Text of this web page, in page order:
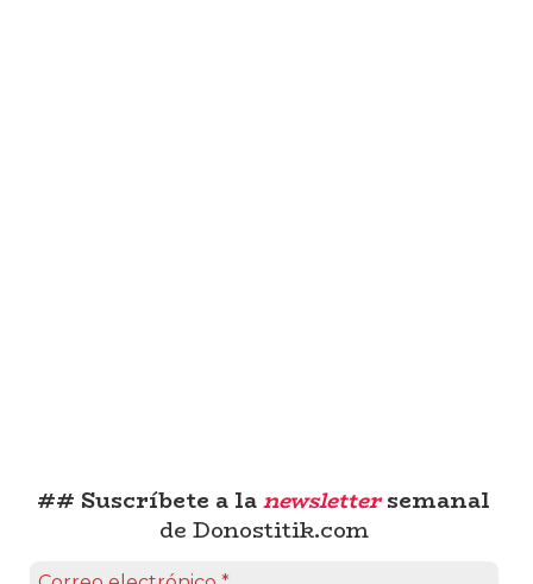
## Suscríbete a lanewslettersemanal
de Donostitik.com